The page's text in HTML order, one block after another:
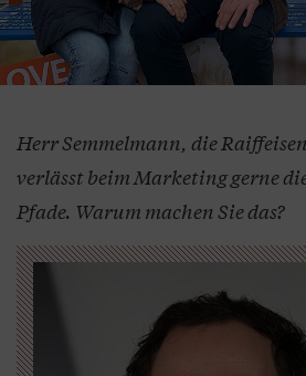
Herr Semmelmann, die
verlässt beim Marketing gerne
Pfade. Warum machen Sie das?